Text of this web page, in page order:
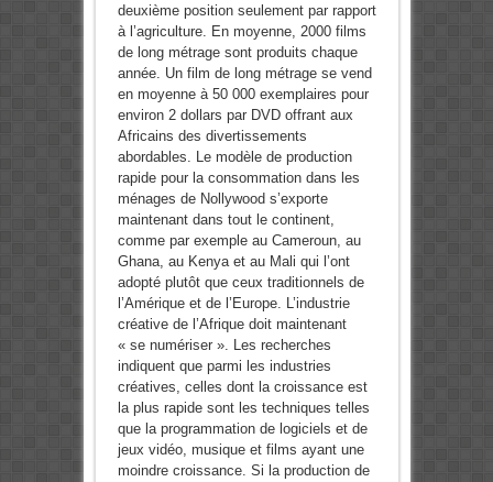
deuxième position seulement par rapport
à l’agriculture. En moyenne, 2000 films
de long métrage sont produits chaque
année. Un film de long métrage se vend
en moyenne à 50 000 exemplaires pour
environ 2 dollars par DVD offrant aux
Africains des divertissements
abordables. Le modèle de production
rapide pour la consommation dans les
ménages de Nollywood s’exporte
maintenant dans tout le continent,
comme par exemple au Cameroun, au
Ghana, au Kenya et au Mali qui l’ont
adopté plutôt que ceux traditionnels de
l’Amérique et de l’Europe. L’industrie
créative de l’Afrique doit maintenant
« se numériser ». Les recherches
indiquent que parmi les industries
créatives, celles dont la croissance est
la plus rapide sont les techniques telles
que la programmation de logiciels et de
jeux vidéo, musique et films ayant une
moindre croissance. Si la production de